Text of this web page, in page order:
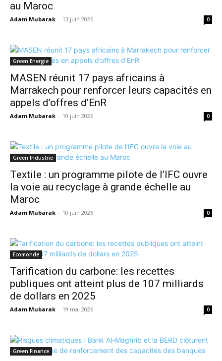
au Maroc
Adam Mubarak - 13 juin 2026 0
Green Energie
MASEN réunit 17 pays africains à
Marrakech pour renforcer leurs capacités en
appels d’offres d’EnR
Adam Mubarak - 10 juin 2026 0
Green Industrie
Textile : un programme pilote de l’IFC ouvre
la voie au recyclage à grande échelle au
Maroc
Adam Mubarak - 10 juin 2026 0
Ecomonde
Tarification du carbone: les recettes
publiques ont atteint plus de 107 milliards
de dollars en 2025
Adam Mubarak - 19 mai 2026 0
Green Finance